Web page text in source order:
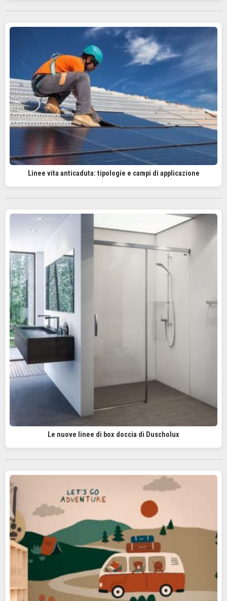
Linee vita anticaduta: tipologie e campi di applicazione
Le nuove linee di box doccia di Duscholux